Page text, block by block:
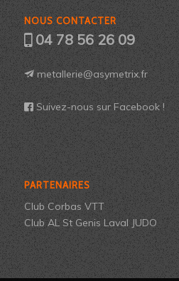
NOUS CONTACTER
04 78 56 26 09
metallerie@asymetrix.fr
Suivez-nous sur Facebook !
PARTENAIRES
Club Corbas VTT
Club AL St Genis Laval JUDO